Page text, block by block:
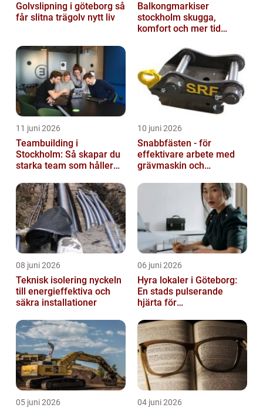
Golvslipning i göteborg så
får slitna trägolv nytt liv
Balkongmarkiser
stockholm skugga,
komfort och mer tid
11 juni 2026
Teambuilding i
Stockholm: Så skapar du
starka team som håller
10 juni 2026
Snabbfästen - för
effektivare arbete med
grävmaskin och
08 juni 2026
Teknisk isolering nyckeln
till energieffektiva och
säkra installationer
06 juni 2026
Hyra lokaler i Göteborg:
En stads pulserande
hjärta för
05 juni 2026 04 juni 2026